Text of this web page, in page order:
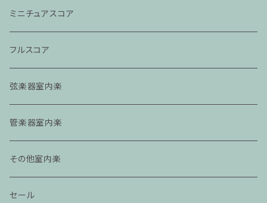
ミニチュアスコア
フルスコア
弦楽器室内楽
管楽器室内楽
その他室内楽
セール